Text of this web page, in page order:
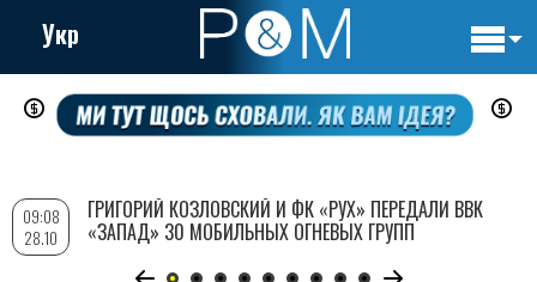
Перейти
содержанию
Укр
09:08
28.10
ГРИГОРИЙ КОЗЛОВСКИЙ И ФК «РУХ» ПЕРЕДАЛИ ВВК
«ЗАПАД» 30 МОБИЛЬНЫХ ОГНЕВЫХ ГРУПП